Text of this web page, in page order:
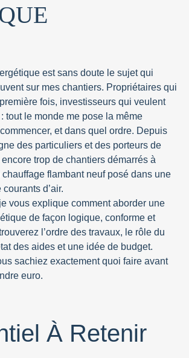
est sans doute le sujet qui
sur mes chantiers. Propriétaires qui
fois, investisseurs qui veulent
tout le monde me pose la même
et dans quel ordre. Depuis
des particuliers et des porteurs de
trop de chantiers démarrés à
chauffage flambant neuf posé dans une
d’air.
vous explique comment aborder une
de façon logique, conforme et
l’ordre des travaux, le rôle du
des aides et une idée de budget.
sachiez exactement quoi faire avant
euro.
À Retenir